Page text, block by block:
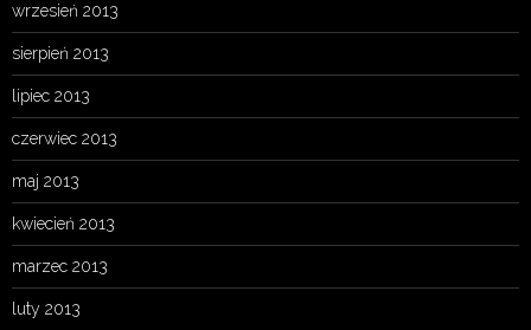
wrzesień 2013
sierpień 2013
lipiec 2013
czerwiec 2013
maj 2013
kwiecień 2013
marzec 2013
luty 2013